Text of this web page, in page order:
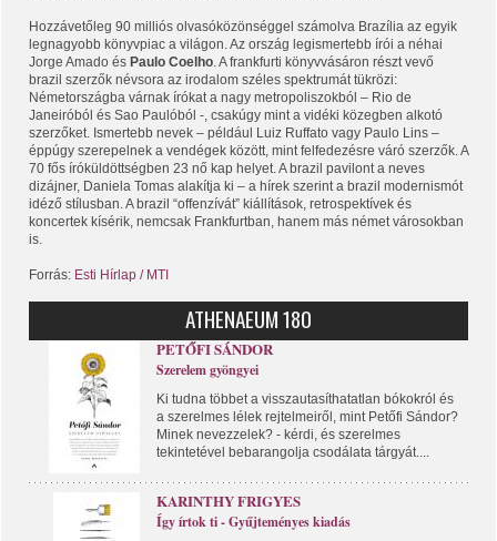
Hozzávetőleg 90 milliós olvasóközönséggel számolva Brazília az egyik
legnagyobb könyvpiac a világon. Az ország legismertebb írói a néhai
Jorge Amado és Paulo Coelho . A frankfurti könyvvásáron részt vevő
brazil szerzők névsora az irodalom széles spektrumát tükrözi:
Németországba várnak írókat a nagy metropoliszokból – Rio de
Janeiróból és Sao Paulóból -, csakúgy mint a vidéki közegben alkotó
szerzőket. Ismertebb nevek – például Luiz Ruffato vagy Paulo Lins –
éppúgy szerepelnek a vendégek között, mint felfedezésre váró szerzők. A
70 fős íróküldöttségben 23 nő kap helyet. A brazil pavilont a neves
dizájner, Daniela Tomas alakítja ki – a hírek szerint a brazil modernismót
idéző stílusban. A brazil “offenzívát” kiállítások, retrospektívek és
koncertek kísérik, nemcsak Frankfurtban, hanem más német városokban
is.
Forrás: Esti Hírlap / MTI
ATHENAEUM 180
PETŐFI SÁNDOR
Szerelem gyöngyei
Ki tudna többet a visszautasíthatatlan bókokról és
a szerelmes lélek rejtelmeiről, mint Petőfi Sándor?
Minek nevezzelek? - kérdi, és szerelmes
tekintetével bebarangolja csodálata tárgyát....
KARINTHY FRIGYES
Így írtok ti - Gyűjteményes kiadás